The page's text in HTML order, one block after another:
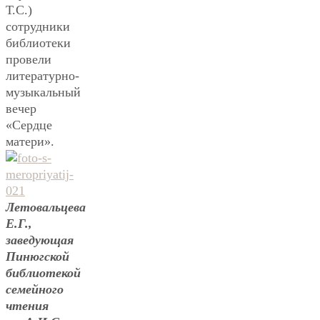
Т.С.)
сотрудники
библиотеки
провели
литературно-
музыкальный
вечер
«Сердце
матери».
Летовальцева
Е.Г.,
заведующая
Пинюгской
библиотекой
семейного
чтения